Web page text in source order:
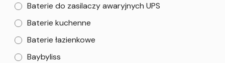
Baterie do zasilaczy awaryjnych UPS
Baterie kuchenne
Baterie łazienkowe
Baybyliss